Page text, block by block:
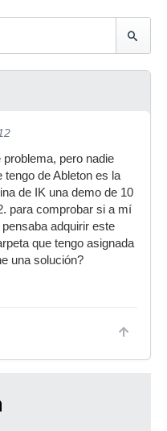
pero nadie
de Ableton es la
de IK una demo de 10
para comprobar si a mí
adquirir este
que tengo asignada
una solución?